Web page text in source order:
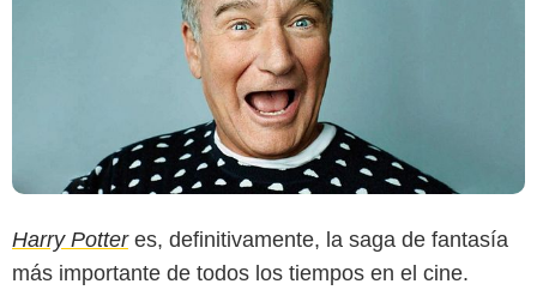
Harry Potteres, definitivamente, la saga de fantasía
más importante de todos los tiempos en el cine.